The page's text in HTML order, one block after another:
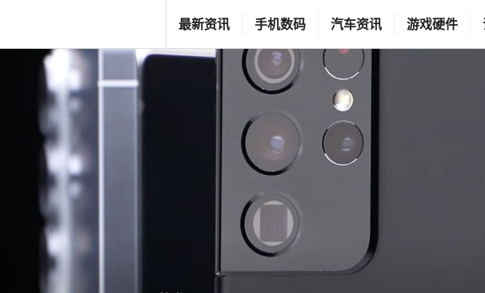
内
G
L
最新资讯 手机数码 汽车资讯 游戏硬件